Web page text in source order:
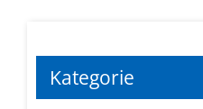
Kategorie